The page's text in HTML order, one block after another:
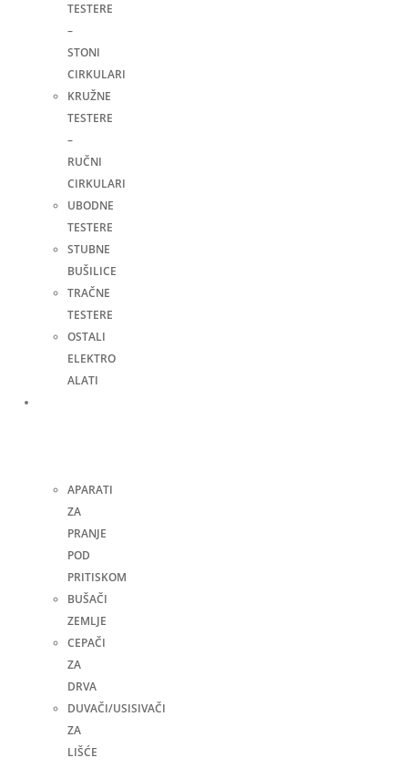
TESTERE
–
STONI
CIRKULARI
KRUŽNE
TESTERE
–
RUČNI
CIRKULARI
UBODNE
TESTERE
STUBNE
BUŠILICE
TRAČNE
TESTERE
OSTALI
ELEKTRO
ALATI
APARATI
ZA
PRANJE
POD
PRITISKOM
BUŠAČI
ZEMLJE
CEPAČI
ZA
DRVA
DUVAČI/USISIVAČI
ZA
LIŠĆE